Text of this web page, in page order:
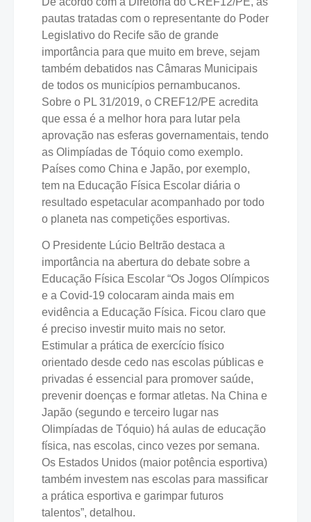
pautas tratadas com o representante do Poder
Legislativo do Recife são de grande
importância para que muito em breve, sejam
também debatidos nas Câmaras Municipais
de todos os municípios pernambucanos.
Sobre o PL 31/2019, o CREF12/PE acredita
que essa é a melhor hora para lutar pela
aprovação nas esferas governamentais, tendo
as Olimpíadas de Tóquio como exemplo.
Países como China e Japão, por exemplo,
tem na Educação Física Escolar diária o
resultado espetacular acompanhado por todo
o planeta nas competições esportivas.
O Presidente Lúcio Beltrão destaca a
importância na abertura do debate sobre a
Educação Física Escolar “Os Jogos Olímpicos
e a Covid-19 colocaram ainda mais em
evidência a Educação Física. Ficou claro que
é preciso investir muito mais no setor.
Estimular a prática de exercício físico
orientado desde cedo nas escolas públicas e
privadas é essencial para promover saúde,
prevenir doenças e formar atletas. Na China e
Japão (segundo e terceiro lugar nas
Olimpíadas de Tóquio) há aulas de educação
física, nas escolas, cinco vezes por semana.
Os Estados Unidos (maior potência esportiva)
também investem nas escolas para massificar
a prática esportiva e garimpar futuros
talentos”, detalhou.